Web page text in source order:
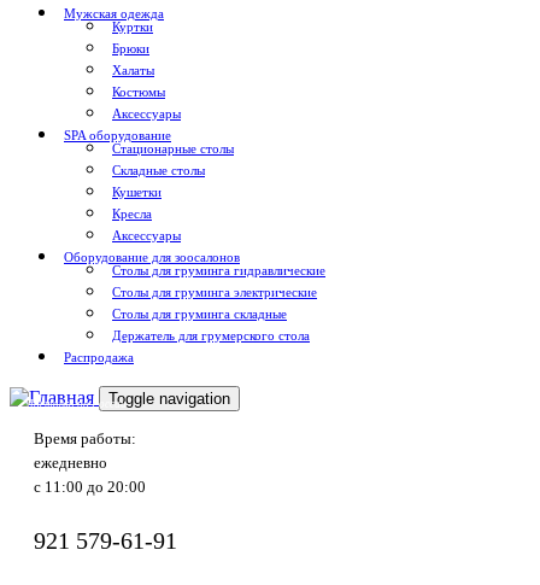
Мужская одежда
Куртки
Брюки
Халаты
Костюмы
Аксессуары
SPA оборудование
Стационарные столы
Складные столы
Кушетки
Кресла
Аксессуары
Оборудование для зоосалонов
Столы для груминга гидравлические
Столы для груминга электрические
Столы для груминга складные
Держатель для грумерского стола
Распродажа
Доставка по РоссииToggle navigation
Время работы:
ежедневно
с 11:00 до 20:00
921 579-61-91